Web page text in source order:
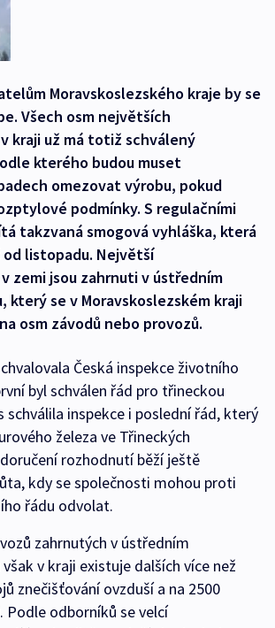
Moravskoslezského kraje by se
Všech osm největších
kraji už má totiž schválený
kterého budou muset
omezovat výrobu, pokud
podmínky. S regulačními
takzvaná smogová vyhláška, která
od listopadu. Největší
zemi jsou zahrnuti v ústředním
který se v Moravskoslezském kraji
osm závodů nebo provozů.
Česká inspekce životního
byl schválen řád pro třineckou
schválila inspekce i poslední řád, který
železa ve Třineckých
rozhodnutí běží ještě
kdy se společnosti mohou proti
řádu odvolat.
zahrnutých v ústředním
v kraji existuje dalších více než
znečišťování ovzduší a na 2500
Podle odborníků se velcí